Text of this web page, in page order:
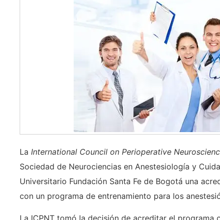
La International Council on Perioperative
Sociedad de Neurociencias en Anestesiología y
Universitario Fundación Santa Fe de Bogotá una
con un programa de entrenamiento para los
La ICPNT tomó la decisión de acreditar el